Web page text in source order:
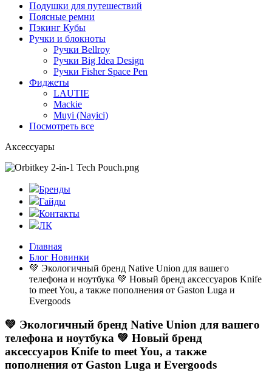
Подушки для путешествий
Поясные ремни
Пэкинг Кубы
Ручки и блокноты
Ручки Bellroy
Ручки Big Idea Design
Ручки Fisher Space Pen
Фиджеты
LAUTIE
Mackie
Muyi (Nayici)
Посмотреть все
Аксессуары
Бренды
Гайды
Контакты
ЛК
Главная
Блог Новинки
💚 Экологичный бренд Native Union для вашего
телефона и ноутбука 💚 Новый бренд аксессуаров Knife
to meet You, а также пополнения от Gaston Luga и
Evergoods
💚 Экологичный бренд Native Union для вашего
телефона и ноутбука 💚 Новый бренд
аксессуаров Knife to meet You, а также
пополнения от Gaston Luga и Evergoods